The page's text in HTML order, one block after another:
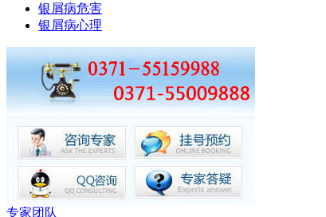
银屑病危害
银屑病心理
专家团队